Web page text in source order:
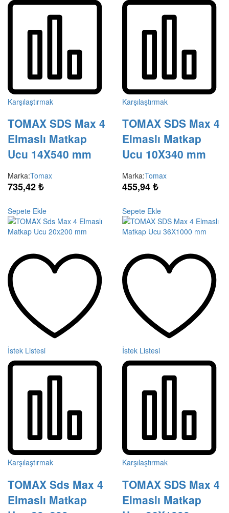
Karşılaştırmak
TOMAX SDS Max 4
Elmaslı Matkap
Ucu 14X540 mm
Marka:Tomax
735,42₺
Sepete Ekle
Karşılaştırmak
TOMAX SDS Max 4
Elmaslı Matkap
Ucu 10X340 mm
Marka:Tomax
455,94₺
Sepete Ekle
İstek Listesi
Karşılaştırmak
TOMAX Sds Max 4
Elmaslı Matkap
İstek Listesi
Karşılaştırmak
TOMAX SDS Max 4
Elmaslı Matkap